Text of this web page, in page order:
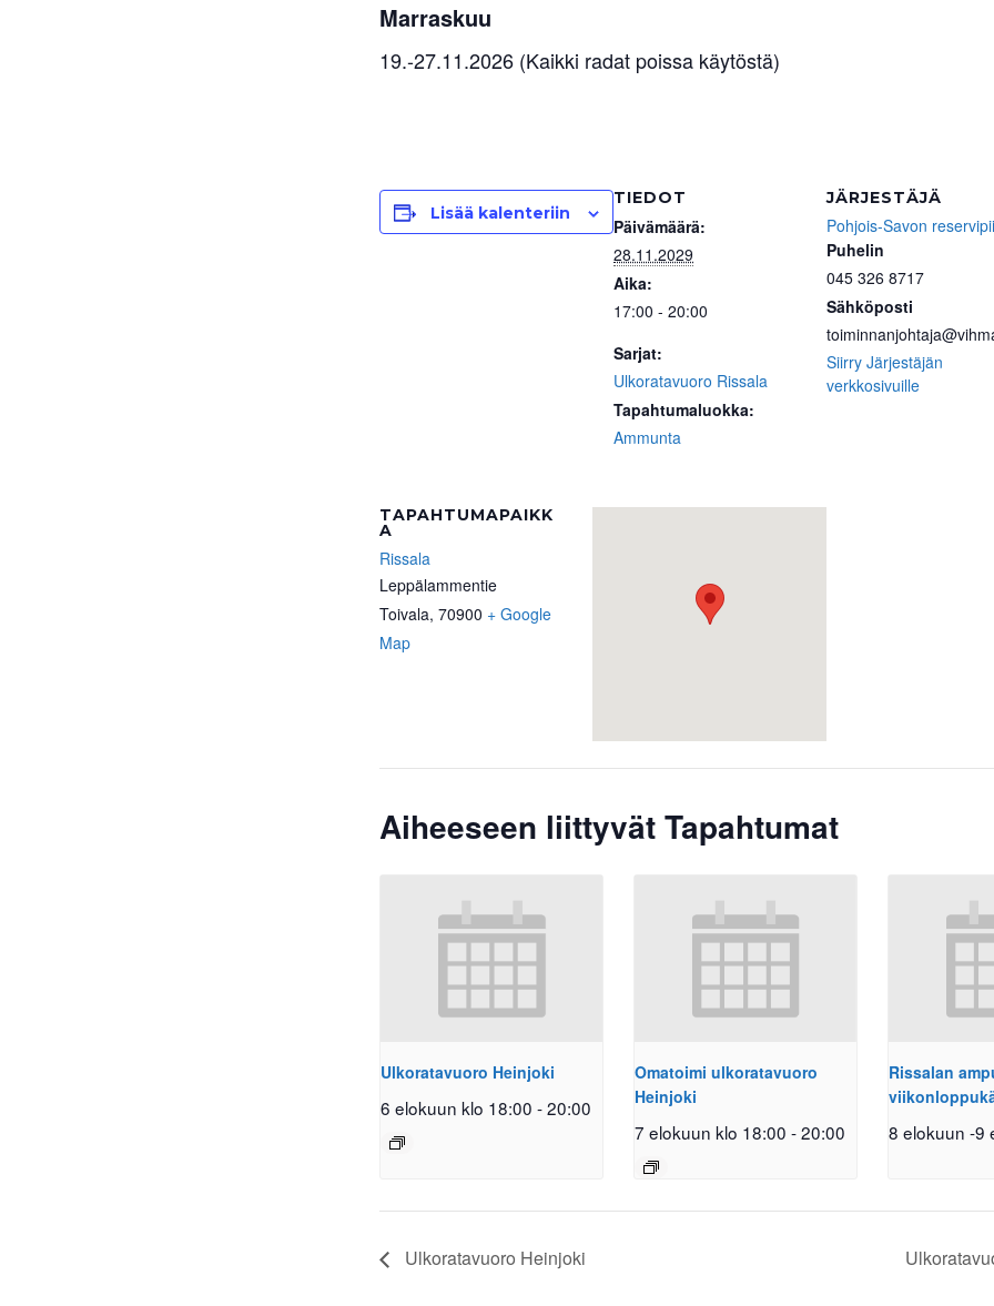
Marraskuu
19.-27.11.2026 (Kaikki radat poissa käytöstä)
Lisää kalenteriin
TIEDOT
Päivämäärä:
28.11.2029
Aika:
17:00 - 20:00
Sarjat:
Ulkoratavuoro Rissala
Tapahtumaluokka:
Ammunta
JÄRJESTÄJÄ
Pohjois-Savon
Puhelin
045 326 8717
Sähköposti
Siirry Järjestäjän
verkkosivuille
TAPAHTUMAPAIKK
A
Rissala
Leppälammentie
Toivala, 70900 + Google
Map
Aiheeseen liittyvät Tapahtumat
Ulkoratavuoro Heinjoki
6 elokuun klo 18:00 -20:00
Omatoimi ulkoratavuoro
Heinjoki
7 elokuun klo 18:00 -20:00
Rissalan
8 elokuun -9
Ulkoratavuoro Heinjoki